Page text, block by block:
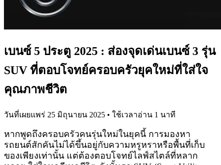
เบนซ์ 5 ประตู 2025 : ส่องจุดเด่นเบนซ์ 3 รุ่น
SUV ที่ตอบโจทย์ครอบครัวยุคใหม่ที่ใส่ใจ
คุณภาพชีวิต
วันที่เผยแพร่ 25 มิถุนายน 2025 • ใช้เวลาอ่าน 1 นาที
หากพูดถึงครอบครัวคนรุ่นใหม่ในยุคนี้ การมองหา
รถยนต์สักคันไม่ได้ขึ้นอยู่กับความหรูหราหรือพื้นที่เก็บ
ของเพียงเท่านั้น แต่ต้องตอบโจทย์ไลฟ์สไตล์ที่หลาก